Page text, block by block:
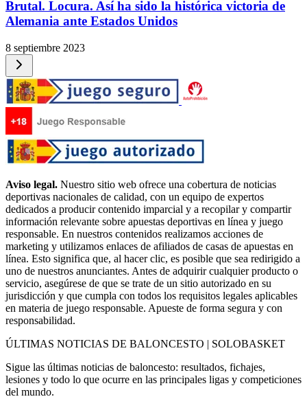
Brutal. Locura. Así ha sido la histórica victoria de
Alemania ante Estados Unidos
8 septiembre 2023
Aviso legal. Nuestro sitio web ofrece una cobertura de noticias
deportivas nacionales de calidad, con un equipo de expertos
dedicados a producir contenido imparcial y a recopilar y compartir
información relevante sobre apuestas deportivas en línea y juego
responsable. En nuestros contenidos realizamos acciones de
marketing y utilizamos enlaces de afiliados de casas de apuestas en
línea. Esto significa que, al hacer clic, es posible que sea redirigido a
uno de nuestros anunciantes. Antes de adquirir cualquier producto o
servicio, asegúrese de que se trate de un sitio autorizado en su
jurisdicción y que cumpla con todos los requisitos legales aplicables
en materia de juego responsable. Apueste de forma segura y con
responsabilidad.
ÚLTIMAS NOTICIAS DE BALONCESTO | SOLOBASKET
Sigue las últimas noticias de baloncesto: resultados, fichajes,
lesiones y todo lo que ocurre en las principales ligas y competiciones
del mundo.